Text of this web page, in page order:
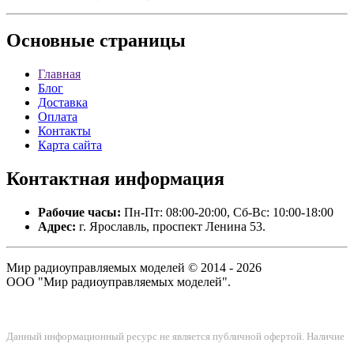
Основные страницы
Главная
Блог
Доставка
Оплата
Контакты
Карта сайта
Контактная информация
Рабочие часы: Пн-Пт: 08:00-20:00, Сб-Вс: 10:00-18:00
Адрес: г. Ярославль, проспект Ленина 53.
Мир радиоуправляемых моделей © 2014 - 2026
ООО "Мир радиоуправляемых моделей".
Данный информационный ресурс не является публичной офертой. Наличие